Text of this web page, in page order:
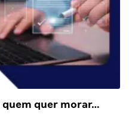
quem quer morar…